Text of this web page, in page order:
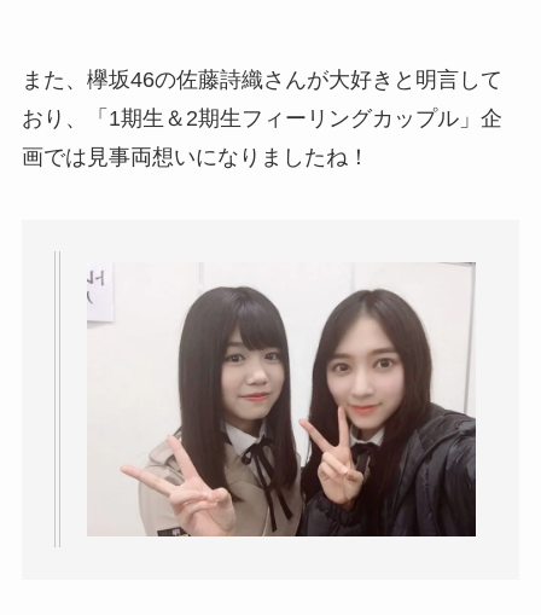
また、欅坂46の佐藤詩織さんが大好きと明言して
おり、「1期生＆2期生フィーリングカップル」企
画では見事両想いになりましたね！